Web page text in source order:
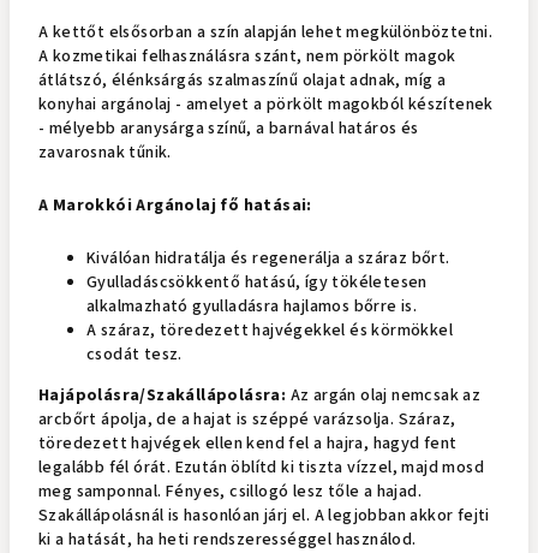
A kettőt elsősorban a szín alapján lehet megkülönböztetni.
A kozmetikai felhasználásra szánt, nem pörkölt magok
átlátszó, élénksárgás szalmaszínű olajat adnak, míg a
konyhai argánolaj - amelyet a pörkölt magokból készítenek
- mélyebb aranysárga színű, a barnával határos és
zavarosnak tűnik.
A Marokkói Argánolaj fő hatásai:
Kiválóan hidratálja és regenerálja a száraz bőrt.
Gyulladáscsökkentő hatású, így tökéletesen
alkalmazható gyulladásra hajlamos bőrre is.
A száraz, töredezett hajvégekkel és körmökkel
csodát tesz.
Hajápolásra/Szakállápolásra: Az argán olaj nemcsak az
arcbőrt ápolja, de a hajat is széppé varázsolja. Száraz,
töredezett hajvégek ellen kend fel a hajra, hagyd fent
legalább fél órát. Ezután öblítd ki tiszta vízzel, majd mosd
meg samponnal. Fényes, csillogó lesz tőle a hajad.
Szakállápolásnál is hasonlóan járj el. A legjobban akkor fejti
ki a hatását, ha heti rendszerességgel használod.